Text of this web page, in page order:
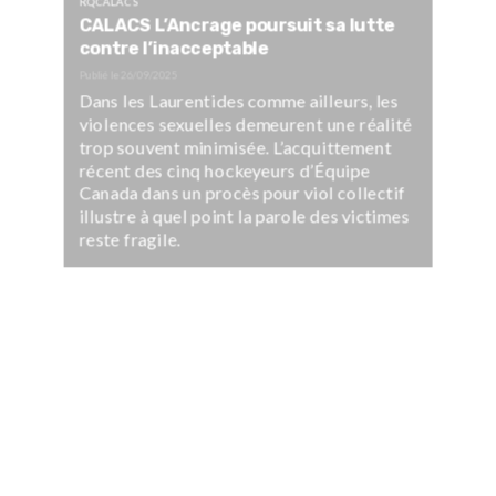
CALACS L’Ancrage poursuit sa lutte
contre l’inacceptable
Dans les Laurentides comme ailleurs, les
violences sexuelles demeurent une réalité
trop souvent minimisée. L’acquittement
récent des cinq hockeyeurs d’Équipe
Canada dans un procès pour viol collectif
illustre à quel point la parole des victimes
reste fragile.